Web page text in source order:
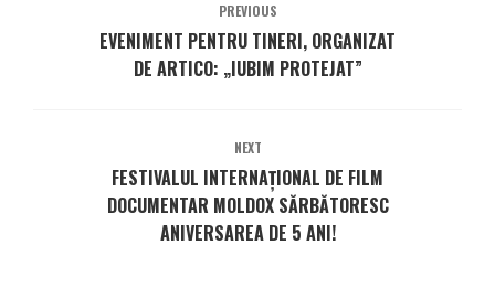
PREVIOUS
EVENIMENT PENTRU TINERI, ORGANIZAT
DE ARTICO: „IUBIM PROTEJAT”
NEXT
FESTIVALUL INTERNAȚIONAL DE FILM
DOCUMENTAR MOLDOX SĂRBĂTORESC
ANIVERSAREA DE 5 ANI!